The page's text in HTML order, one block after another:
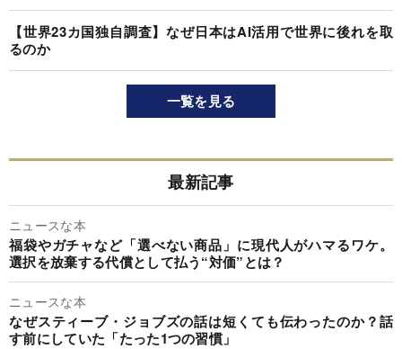
【世界23カ国独自調査】なぜ日本はAI活用で世界に後れを取
るのか
一覧を見る
最新記事
ニュースな本
福袋やガチャなど「選べない商品」に現代人がハマるワケ。
選択を放棄する代償として払う“対価”とは？
ニュースな本
なぜスティーブ・ジョブズの話は短くても伝わったのか？話
す前にしていた「たった1つの習慣」